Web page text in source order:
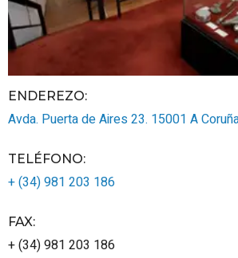
ENDEREZO:
Avda. Puerta de Aires 23. 15001 A
TELÉFONO:
+ (34) 981 203 186
FAX:
+ (34) 981 203 186